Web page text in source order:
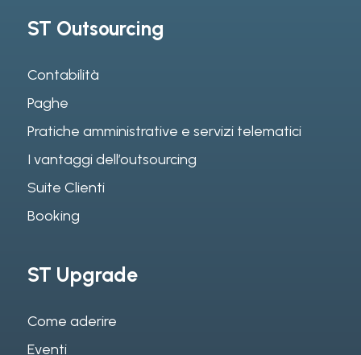
ST Outsourcing
Contabilità
Paghe
Pratiche amministrative e servizi telematici
I vantaggi dell’outsourcing
Suite Clienti
Booking
ST Upgrade
Come aderire
Eventi